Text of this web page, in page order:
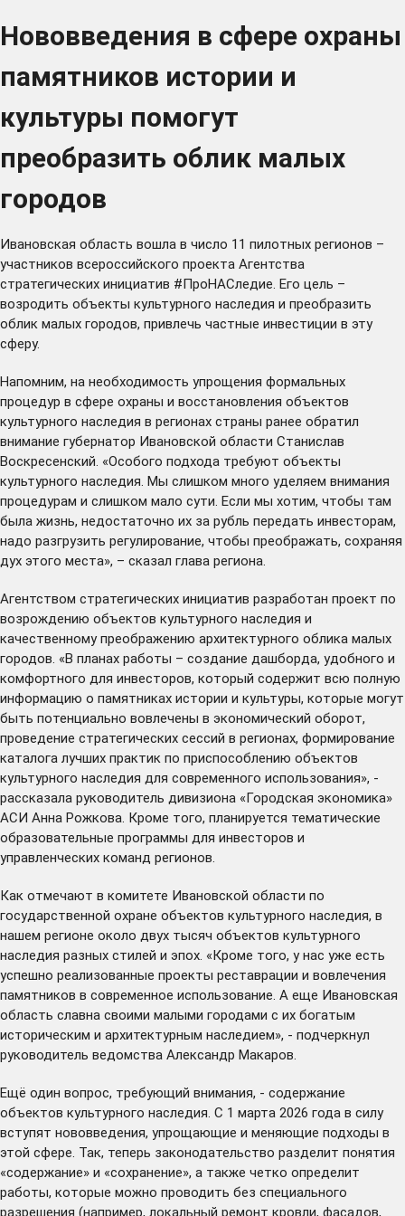
Нововведения в сфере охраны
памятников истории и
культуры помогут
преобразить облик малых
городов
Ивановская область вошла в число 11 пилотных регионов –
участников всероссийского проекта Агентства
стратегических инициатив #ПроНАСледие . Его цель –
возродить объекты культурного наследия и преобразить
облик малых городов, привлечь частные инвестиции в эту
сферу.
Напомним, на необходимость упрощения формальных
процедур в сфере охраны и восстановления объектов
культурного наследия в регионах страны ранее обратил
внимание губернатор Ивановской области Станислав
Воскресенский. «Особого подхода требуют объекты
культурного наследия. Мы слишком много уделяем внимания
процедурам и слишком мало сути. Если мы хотим, чтобы там
была жизнь, недостаточно их за рубль передать инвесторам,
надо разгрузить регулирование, чтобы преображать, сохраняя
дух этого места», – сказал глава региона.
Агентством стратегических инициатив разработан проект по
возрождению объектов культурного наследия и
качественному преображению архитектурного облика малых
городов. «В планах работы – создание дашборда, удобного и
комфортного для инвесторов, который содержит всю полную
информацию о памятниках истории и культуры, которые могут
быть потенциально вовлечены в экономический оборот,
проведение стратегических сессий в регионах, формирование
каталога лучших практик по приспособлению объектов
культурного наследия для современного использования», -
рассказала руководитель дивизиона «Городская экономика»
АСИ Анна Рожкова. Кроме того, планируется тематические
образовательные программы для инвесторов и
управленческих команд регионов.
Как отмечают в комитете Ивановской области по
государственной охране объектов культурного наследия, в
нашем регионе около двух тысяч объектов культурного
наследия разных стилей и эпох. «Кроме того, у нас уже есть
успешно реализованные проекты реставрации и вовлечения
памятников в современное использование. А еще Ивановская
область славна своими малыми городами с их богатым
историческим и архитектурным наследием», - подчеркнул
руководитель ведомства Александр Макаров.
Ещё один вопрос, требующий внимания, - содержание
объектов культурного наследия. С 1 марта 2026 года в силу
вступят нововведения, упрощающие и меняющие подходы в
этой сфере. Так, теперь законодательство разделит понятия
«содержание» и «сохранение», а также четко определит
работы, которые можно проводить без специального
разрешения (например, локальный ремонт кровли, фасадов,